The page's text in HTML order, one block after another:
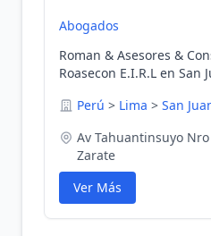
Abogados
Roman & Asesores &
Roasecon E.I.R.L en San
Perú > Lima > San
Av Tahuantinsuyo
Zarate
Ver Más